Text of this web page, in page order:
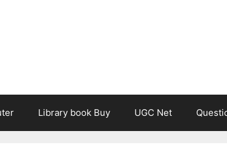
Library book Buy UGC Net